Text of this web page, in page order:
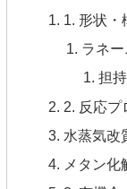
1. 形状・
ラネ
担
2. 反応プ
水蒸気改
メタン化